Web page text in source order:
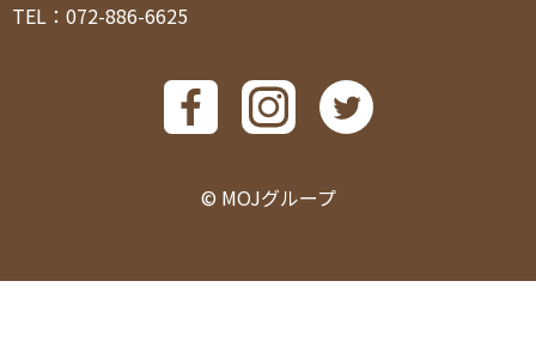
TEL：072-886-6625
© MOJグループ